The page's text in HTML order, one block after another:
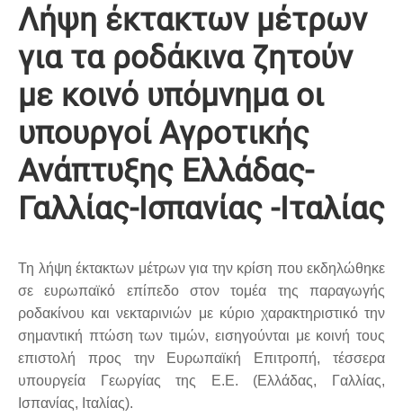
Λήψη έκτακτων μέτρων
για τα ροδάκινα ζητούν
με κοινό υπόμνημα οι
υπουργοί Αγροτικής
Ανάπτυξης Ελλάδας-
Γαλλίας-Ισπανίας -Ιταλίας
Τη λήψη έκτακτων μέτρων για την κρίση που εκδηλώθηκε
σε ευρωπαϊκό επίπεδο στον τομέα της παραγωγής
ροδακίνου και νεκταρινιών με κύριο χαρακτηριστικό την
σημαντική πτώση των τιμών, εισηγούνται με κοινή τους
επιστολή προς την Ευρωπαϊκή Επιτροπή, τέσσερα
υπουργεία Γεωργίας της Ε.Ε. (Ελλάδας, Γαλλίας,
Ισπανίας, Ιταλίας).